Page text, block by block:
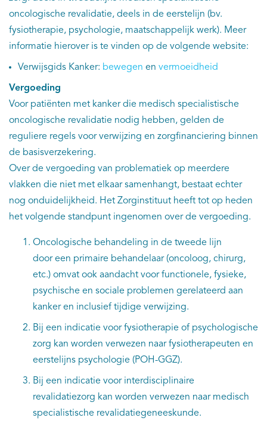
oncologische revalidatie, deels in de eerstelijn (bv.
fysiotherapie, psychologie, maatschappelijk werk). Meer
informatie hierover is te vinden op de volgende website:
Verwijsgids Kanker: bewegen en vermoeidheid
Vergoeding
Voor patiënten met kanker die medisch specialistische
oncologische revalidatie nodig hebben, gelden de
reguliere regels voor verwijzing en zorgfinanciering binnen
de basisverzekering.
Over de vergoeding van problematiek op meerdere
vlakken die niet met elkaar samenhangt, bestaat echter
nog onduidelijkheid. Het Zorginstituut heeft tot op heden
het volgende standpunt ingenomen over de vergoeding.
Oncologische behandeling in de tweede lijn
door een primaire behandelaar (oncoloog, chirurg,
etc.) omvat ook aandacht voor functionele, fysieke,
psychische en sociale problemen gerelateerd aan
kanker en inclusief tijdige verwijzing.
Bij een indicatie voor fysiotherapie of psychologische
zorg kan worden verwezen naar fysiotherapeuten en
eerstelijns psychologie (POH-GGZ).
Bij een indicatie voor interdisciplinaire
revalidatiezorg kan worden verwezen naar medisch
specialistische revalidatiegeneeskunde.